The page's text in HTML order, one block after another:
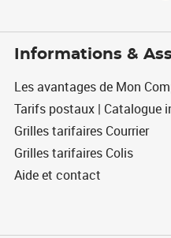
Informations &
Les avantages de Mon
Tarifs postaux | Catalogue
Grilles tarifaires Courrier
Grilles tarifaires Colis
Aide et contact